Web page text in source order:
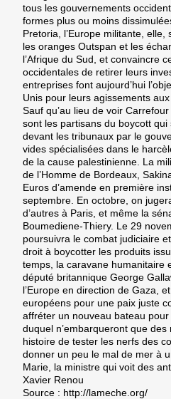
tous les gouvernements
formes plus ou moins
Pretoria, l’Europe militante, elle,
les oranges Outspan et les
l’Afrique du Sud, et convaincre
occidentales de retirer leurs
entreprises font aujourd’hui
Unis pour leurs agissements
Sauf qu’au lieu de voir
sont les partisans du boycott qui
devant les tribunaux par le
vides spécialisées dans le
de la cause palestinienne. La
de l’Homme de Bordeaux,
Euros d’amende en première
septembre. En octobre, on
d’autres à Paris, et même la
Boumediene-Thiery. Le 29
poursuivra le combat judiciaire
droit à boycotter les produits
temps, la caravane humanitaire
député britannique George
l’Europe en direction de Gaza,
européens pour une paix juste
affréter un nouveau bateau
duquel n’embarqueront que des
histoire de tester les nerfs des
donner un peu le mal de mer à
Marie, la ministre qui voit des
Xavier Renou
Source : http://lameche.org/